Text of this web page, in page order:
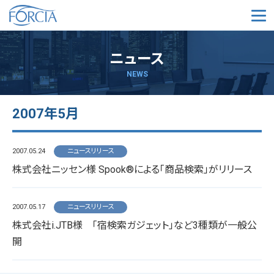
メ
ニュース
NEWS
2007年5月
2007.05.24 ニュースリリース
株式会社ニッセン様 Spook®による「商品検索」がリリース
2007.05.17 ニュースリリース
株式会社i.JTB様 「宿検索ガジェット」など3種類が一般公
開